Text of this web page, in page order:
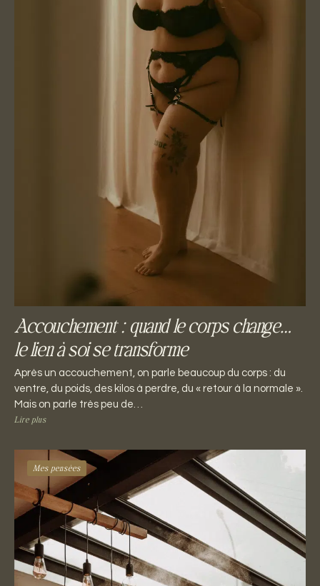
Accouchement : quand le corps change…
le lien à soi se transforme
Après un accouchement, on parle beaucoup du corps : du
ventre, du poids, des kilos à perdre, du « retour à la normale ».
Mais on parle très peu de…
Lire plus
Mes pensées